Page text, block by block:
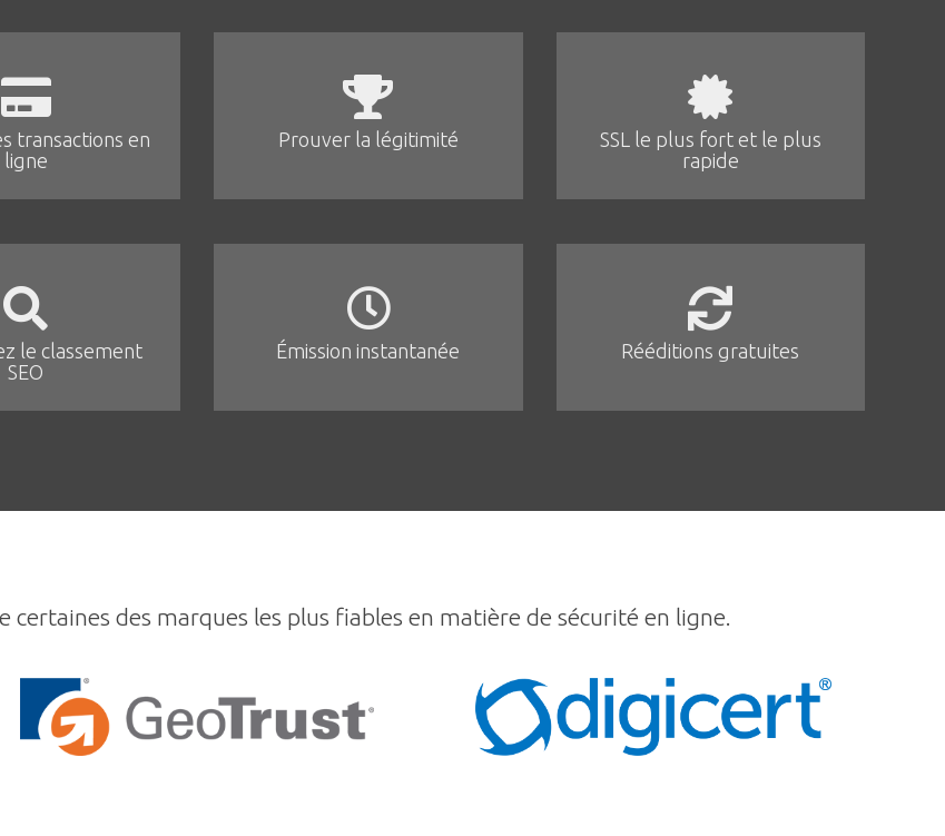
transactions en
ligne
Prouver la légitimité
SSL le plus fort et le plus
rapide
le classement
SEO
Émission instantanée Rééditions gratuites
certaines des marques les plus fiables en matière de sécurité en ligne.